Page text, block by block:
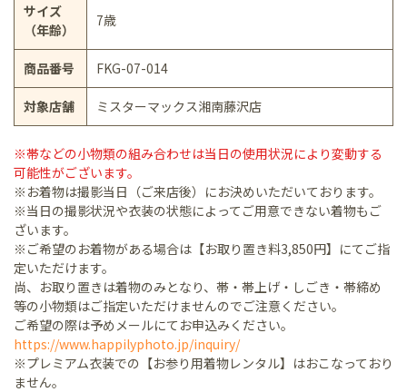
サイズ
（年齢）
7歳
商品番号 FKG-07-014
対象店舗 ミスターマックス湘南藤沢店
※帯などの小物類の組み合わせは当日の使用状況により変動する
可能性がございます。
※お着物は撮影当日（ご来店後）にお決めいただいております。
※当日の撮影状況や衣装の状態によってご用意できない着物もご
ざいます。
※ご希望のお着物がある場合は【お取り置き料3,850円】にてご指
定いただけます。
尚、お取り置きは着物のみとなり、帯・帯上げ・しごき・帯締め
等の小物類はご指定いただけませんのでご注意ください。
ご希望の際は予めメールにてお申込みください。
https://www.happilyphoto.jp/inquiry/
※プレミアム衣装での【お参り用着物レンタル】はおこなっており
ません。